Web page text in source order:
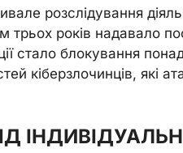
розслідування
трьох років надавало
стало блокування
кіберзлочинців, які